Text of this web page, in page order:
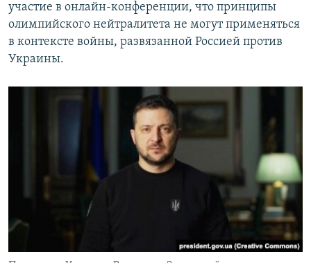
участие в онлайн-конференции, что принципы
олимпийского нейтралитета не могут применяться
в контексте войны, развязанной Россией против
Украины.